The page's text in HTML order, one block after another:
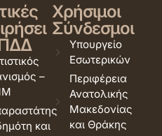
–
και
Χρήσιμοι
Σύνδεσμοι
Υπουργείο
Εσωτερικών
Περιφέρεια
Ανατολικής
Μακεδονίας
και Θράκης